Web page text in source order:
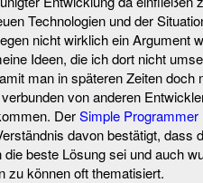
Technologien und der
nicht wirklich ein Argument
Ideen, die ich dort nicht
man in späteren Zeiten doch
von anderen
DerSimple Programmer
davon bestätigt, dass
beste Lösung sei und auch
zu können oft thematisiert.